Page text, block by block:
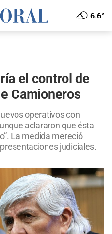
6.6°
el control de
Camioneros
operativos con
aclararon que ésta
La medida mereció
judiciales.